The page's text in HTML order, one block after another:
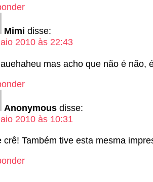
Mimi disse:
2010 às 22:43
mas acho que não é não,
Anonymous disse:
2010 às 10:31
crê! Também tive esta mesma